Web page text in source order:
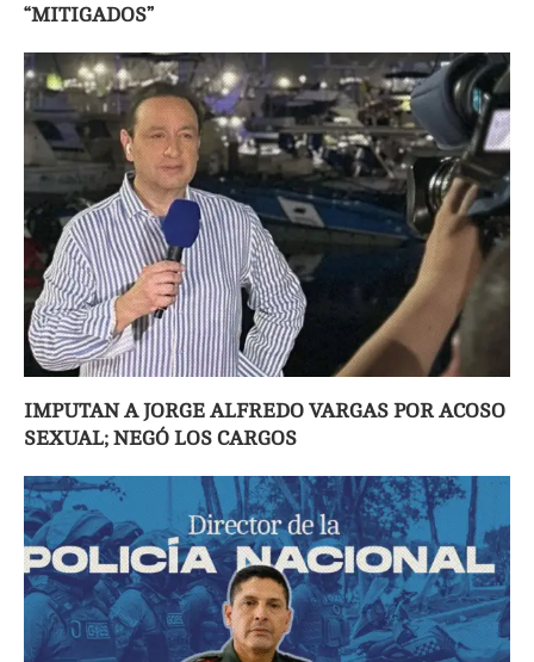
“MITIGADOS”
IMPUTAN A JORGE ALFREDO VARGAS POR ACOSO
SEXUAL; NEGÓ LOS CARGOS